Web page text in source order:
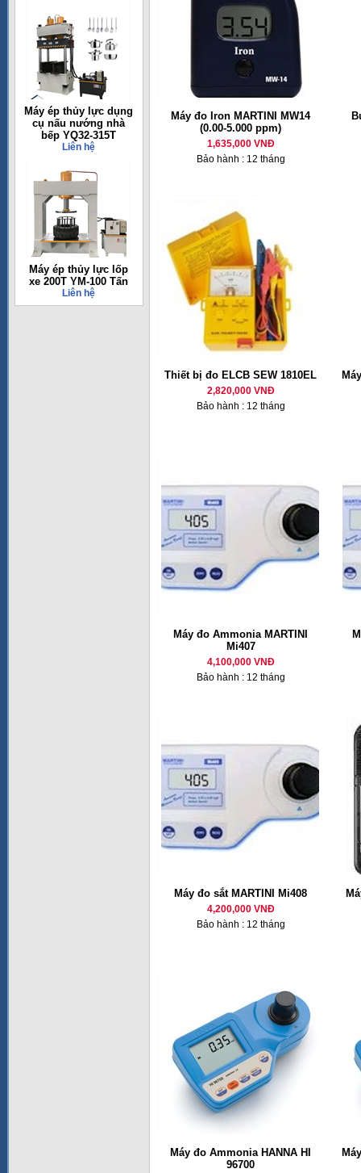
Máy ép thủy lực dụng
cụ nấu nướng nhà
bếp YQ32-315T
Liên hệ
Máy ép thủy lực lốp
xe 200T YM-100 Tấn
Liên hệ
Máy đo Iron MARTINI MW14
(0.00-5.000 ppm)
1,635,000 VNĐ
Bảo hành : 12 tháng
Thiết bị đo ELCB SEW 1810EL
2,820,000 VNĐ
Bảo hành : 12 tháng
Máy đo Ammonia MARTINI
Mi407
4,100,000 VNĐ
Bảo hành : 12 tháng
Máy đo sắt MARTINI Mi408
4,200,000 VNĐ
Bảo hành : 12 tháng
Máy đo Ammonia HANNA HI
96700